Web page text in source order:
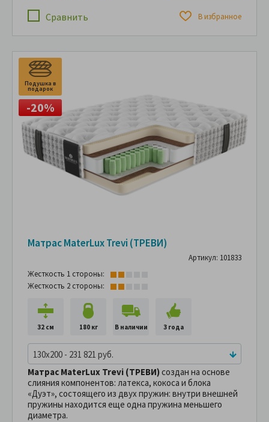
Сравнить В избранное
Подушка в
подарок
-20%
Матрас MaterLux Trevi (ТРЕВИ)
Артикул: 101833
Жесткость 1 стороны:
Жесткость 2 стороны:
32 см 180 кг В наличии 3 года
130x200 - 231 821 руб.
Матрас MaterLux Trevi (ТРЕВИ)создан на основе
слияния компонентов: латекса, кокоса и блока
«Дуэт», состоящего из двух пружин: внутри внешней
пружины находится еще одна пружина меньшего
диаметра.